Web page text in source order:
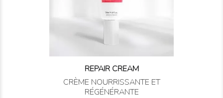
REPAIR CREAM
CRÈME NOURRISSANTE ET
RÉGÉNÉRANTE